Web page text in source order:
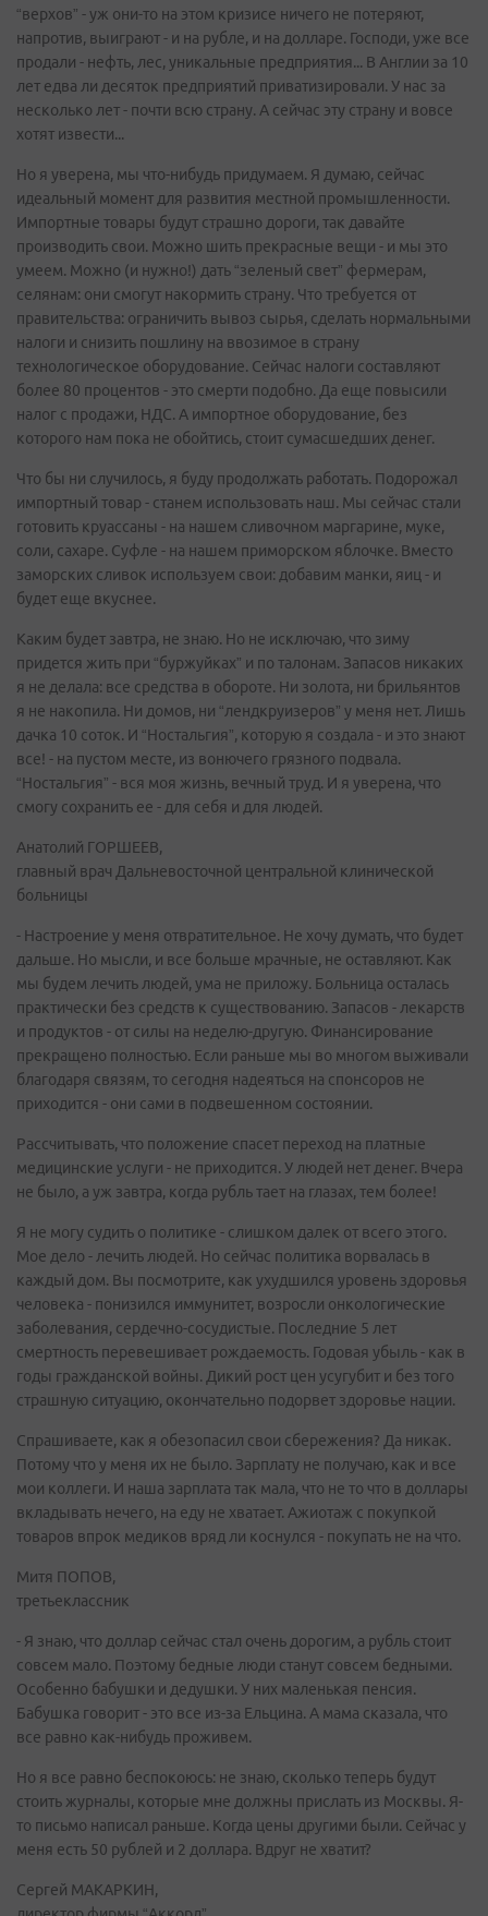
“верхов” - уж они-то на этом кризисе ничего не потеряют,
напротив, выиграют - и на рубле, и на долларе. Господи, уже все
продали - нефть, лес, уникальные предприятия... В Англии за 10
лет едва ли десяток предприятий приватизировали. У нас за
несколько лет - почти всю страну. А сейчас эту страну и вовсе
хотят извести...
Но я уверена, мы что-нибудь придумаем. Я думаю, сейчас
идеальный момент для развития местной промышленности.
Импортные товары будут страшно дороги, так давайте
производить свои. Можно шить прекрасные вещи - и мы это
умеем. Можно (и нужно!) дать “зеленый свет” фермерам,
селянам: они смогут накормить страну. Что требуется от
правительства: ограничить вывоз сырья, сделать нормальными
налоги и снизить пошлину на ввозимое в страну
технологическое оборудование. Сейчас налоги составляют
более 80 процентов - это смерти подобно. Да еще повысили
налог с продажи, НДС. А импортное оборудование, без
которого нам пока не обойтись, стоит сумасшедших денег.
Что бы ни случилось, я буду продолжать работать. Подорожал
импортный товар - станем использовать наш. Мы сейчас стали
готовить круассаны - на нашем сливочном маргарине, муке,
соли, сахаре. Суфле - на нашем приморском яблочке. Вместо
заморских сливок используем свои: добавим манки, яиц - и
будет еще вкуснее.
Каким будет завтра, не знаю. Но не исключаю, что зиму
придется жить при “буржуйках” и по талонам. Запасов никаких
я не делала: все средства в обороте. Ни золота, ни брильянтов
я не накопила. Ни домов, ни “лендкруизеров” у меня нет. Лишь
дачка 10 соток. И “Ностальгия”, которую я создала - и это знают
все! - на пустом месте, из вонючего грязного подвала.
“Ностальгия” - вся моя жизнь, вечный труд. И я уверена, что
смогу сохранить ее - для себя и для людей.
Анатолий ГОРШЕЕВ,
главный врач Дальневосточной центральной клинической
больницы
- Настроение у меня отвратительное. Не хочу думать, что будет
дальше. Но мысли, и все больше мрачные, не оставляют. Как
мы будем лечить людей, ума не приложу. Больница осталась
практически без средств к существованию. Запасов - лекарств
и продуктов - от силы на неделю-другую. Финансирование
прекращено полностью. Если раньше мы во многом выживали
благодаря связям, то сегодня надеяться на спонсоров не
приходится - они сами в подвешенном состоянии.
Рассчитывать, что положение спасет переход на платные
медицинские услуги - не приходится. У людей нет денег. Вчера
не было, а уж завтра, когда рубль тает на глазах, тем более!
Я не могу судить о политике - слишком далек от всего этого.
Мое дело - лечить людей. Но сейчас политика ворвалась в
каждый дом. Вы посмотрите, как ухудшился уровень здоровья
человека - понизился иммунитет, возросли онкологические
заболевания, сердечно-сосудистые. Последние 5 лет
смертность перевешивает рождаемость. Годовая убыль - как в
годы гражданской войны. Дикий рост цен усугубит и без того
страшную ситуацию, окончательно подорвет здоровье нации.
Спрашиваете, как я обезопасил свои сбережения? Да никак.
Потому что у меня их не было. Зарплату не получаю, как и все
мои коллеги. И наша зарплата так мала, что не то что в доллары
вкладывать нечего, на еду не хватает. Ажиотаж с покупкой
товаров впрок медиков вряд ли коснулся - покупать не на что.
Митя ПОПОВ,
третьеклассник
- Я знаю, что доллар сейчас стал очень дорогим, а рубль стоит
совсем мало. Поэтому бедные люди станут совсем бедными.
Особенно бабушки и дедушки. У них маленькая пенсия.
Бабушка говорит - это все из-за Ельцина. А мама сказала, что
все равно как-нибудь проживем.
Но я все равно беспокоюсь: не знаю, сколько теперь будут
стоить журналы, которые мне должны прислать из Москвы. Я-
то письмо написал раньше. Когда цены другими были. Сейчас у
меня есть 50 рублей и 2 доллара. Вдруг не хватит?
Сергей МАКАРКИН,